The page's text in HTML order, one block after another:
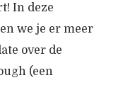
In deze
we je er meer
over de
(een